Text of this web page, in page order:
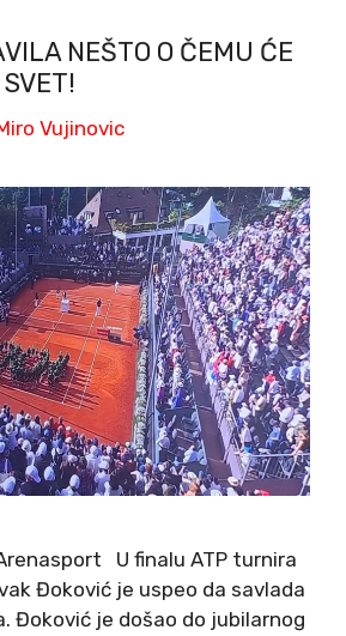
NEŠTO O ČEMU ĆE
Vujinovic
U finalu ATP turnira
Đoković je uspeo da savlada
Đoković je došao do jubilarnog